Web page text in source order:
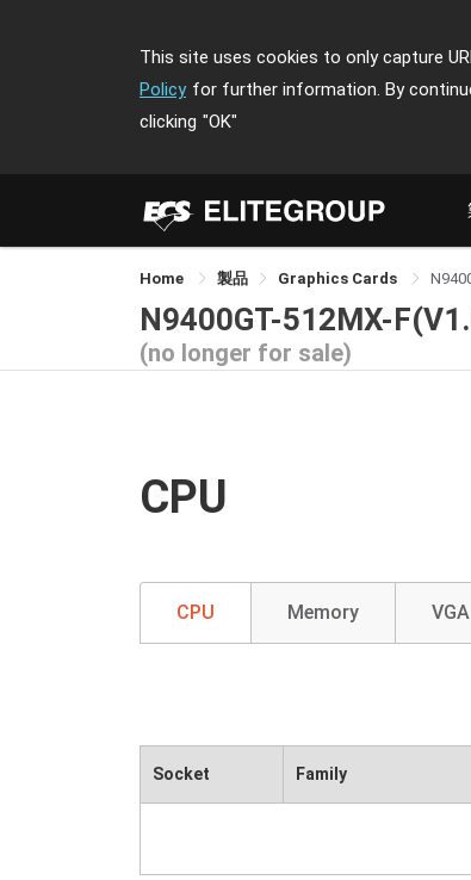
This site uses cookies to only capture
Policy for further information. By
clicking "OK"
Home 製品 Graphics Cards
N9400GT-512MX-
(no longer for sale)
CPU
CPU Memory VGA
Socket Family